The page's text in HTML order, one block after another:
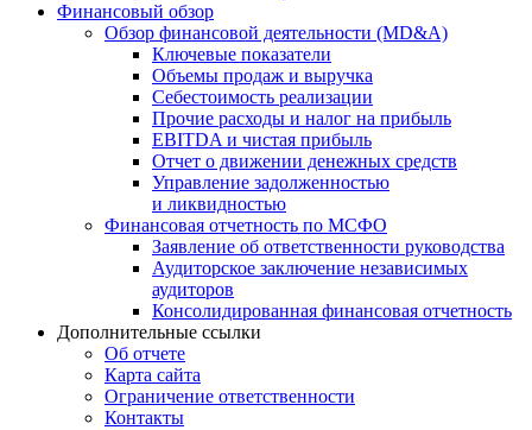
Финансовый обзор
Обзор финансовой деятельности (MD&A)
Ключевые показатели
Объемы продаж и выручка
Себестоимость реализации
Прочие расходы и налог на прибыль
EBITDA и чистая прибыль
Отчет о движении денежных средств
Управление задолженностью
и ликвидностью
Финансовая отчетность по МСФО
Заявление об ответственности руководства
Аудиторское заключение независимых
аудиторов
Консолидированная финансовая отчетность
Дополнительные ссылки
Об отчете
Карта сайта
Ограничение ответственности
Контакты